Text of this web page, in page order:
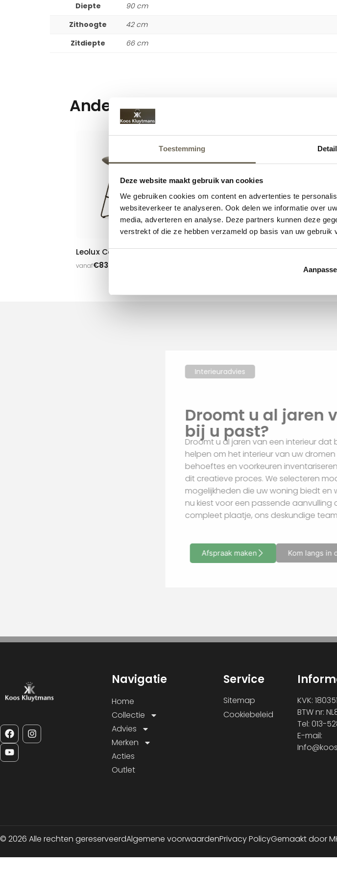
Toestemming
Deze website maakt gebruik van cookies
We gebruiken cookies om content en advertenties te
websiteverkeer te analyseren. Ook delen we informatie over
media, adverteren en analyse. Deze partners kunnen deze
verstrekt of die ze hebben verzameld op basis van uw gebruik
Diepte
90 cm
Zithoogte
42 cm
Zitdiepte
66 cm
Andere suggesties…
Leolux Caron
vanaf€835,00
Interieuradvies
Droomt u al
bij u past?
Droomt u al jaren van een
helpen om het interieur van
behoeftes en voorkeuren
dit creatieve proces. We
mogelijkheden die uw woning
nu kiest voor een passende
compleet plaatje, ons
Afspraak maken
Navigatie
Home
Collectie
Advies
Merken
Acties
Outlet
Service
Sitemap
Cookiebeleid
KVK:
BTW nr:
Tel: 013-
E-mail:
© 2026 Alle rechten gereserveerdAlgemene voorwaardenPrivacy PolicyGemaakt door